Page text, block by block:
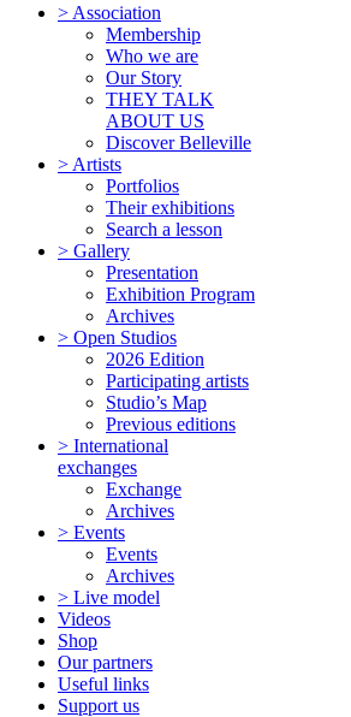
> Association
Membership
Who we are
Our Story
THEY TALK
ABOUT US
Discover Belleville
> Artists
Portfolios
Their exhibitions
Search a lesson
> Gallery
Presentation
Exhibition Program
Archives
> Open Studios
2026 Edition
Participating artists
Studio’s Map
Previous editions
> International
exchanges
Exchange
Archives
> Events
Events
Archives
> Live model
Videos
Shop
Our partners
Useful links
Support us